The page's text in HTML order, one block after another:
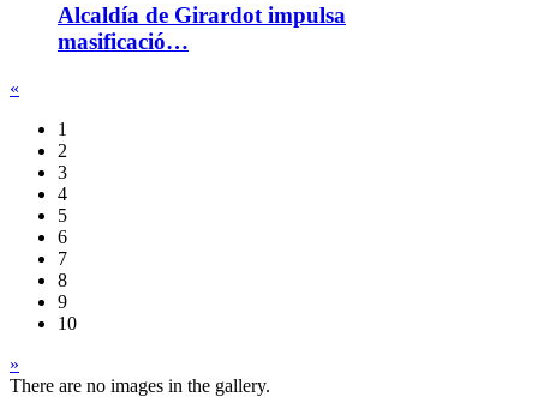
Alcaldía de Girardot impulsa
masificació…
«
1
2
3
4
5
6
7
8
9
10
»
There are no images in the gallery.